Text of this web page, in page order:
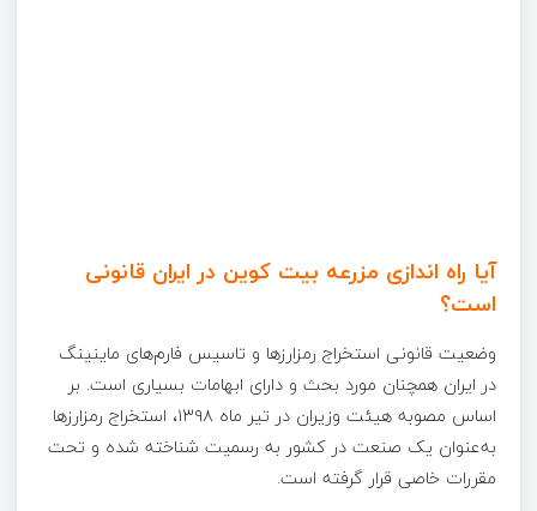
آیا راه اندازی مزرعه بیت کوین در ایران قانونی
است؟
وضعیت قانونی استخراج رمزارزها و تاسیس فارم‌های ماینینگ
در ایران همچنان مورد بحث و دارای ابهامات بسیاری است. بر
اساس مصوبه هیئت وزیران در تیر ماه ۱۳۹۸، استخراج رمزارزها
به‌عنوان یک صنعت در کشور به رسمیت شناخته شده و تحت
مقررات خاصی قرار گرفته است.